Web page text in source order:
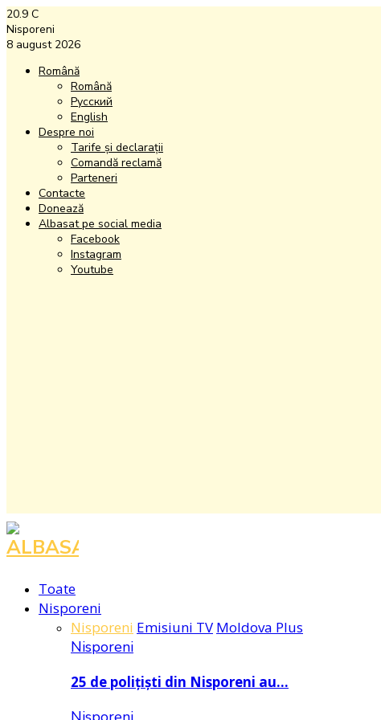
20.9 C
Nisporeni
8 august 2026
Română
Română
Русский
English
Despre noi
Tarife și declarații
Comandă reclamă
Parteneri
Contacte
Donează
Albasat pe social media
Facebook
Instagram
Youtube
Toate
Nisporeni
Nisporeni Emisiuni TV Moldova Plus
Nisporeni
25 de polițiști din Nisporeni au…